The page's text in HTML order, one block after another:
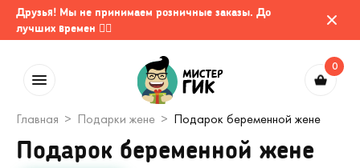
Друзья! Мы не принимаем розничные заказы. До
лучших времен 🤷‍♂️
0
Главная Подарки жене Подарок беременной жене
Подарок беременной жене